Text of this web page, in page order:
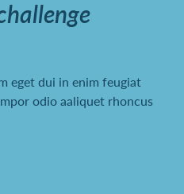
eget dui in enim feugiat
odio aaliquet rhoncus